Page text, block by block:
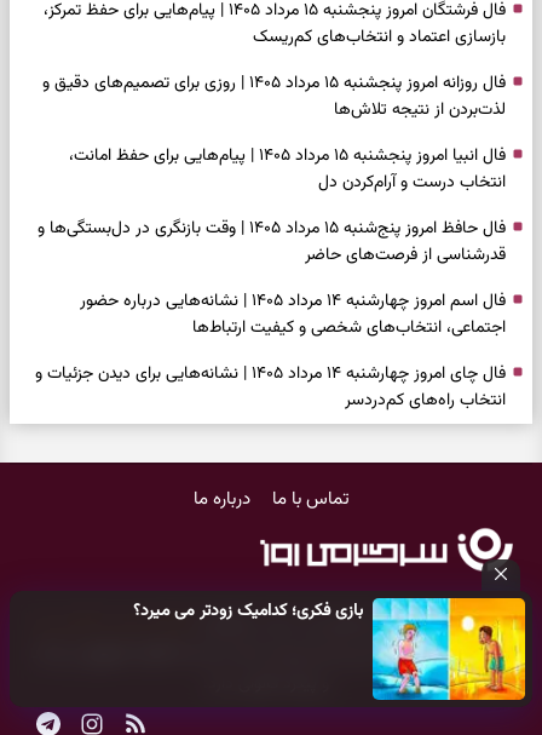
بازی فکری؛ کدامیک زودتر می میرد؟
فال فرشتگان امروز پنجشنبه ۱۵ مرداد ۱۴۰۵ | پیام‌هایی برای حفظ تمرکز،
بازسازی اعتماد و انتخاب‌های کم‌ریسک
فال روزانه امروز پنجشنبه ۱۵ مرداد ۱۴۰۵ | روزی برای تصمیم‌های دقیق و
لذت‌بردن از نتیجه تلاش‌ها
فال انبیا امروز پنجشنبه ۱۵ مرداد ۱۴۰۵ | پیام‌هایی برای حفظ امانت،
انتخاب درست و آرام‌کردن دل
فال حافظ امروز پنج‌شنبه ۱۵ مرداد ۱۴۰۵ | وقت بازنگری در دل‌بستگی‌ها و
قدرشناسی از فرصت‌های حاضر
فال اسم امروز چهارشنبه ۱۴ مرداد ۱۴۰۵ | نشانه‌هایی درباره حضور
اجتماعی، انتخاب‌های شخصی و کیفیت ارتباط‌ها
فال چای امروز چهارشنبه ۱۴ مرداد ۱۴۰۵ | نشانه‌هایی برای دیدن جزئیات و
انتخاب راه‌های کم‌دردسر
انتخاب چیزی که ارزش ماندن دارد
فرصت دارید
کوچک و حفظ مسیرهای ارزشمند
تماس با ما درباره ما
کلیه حقوق مادی و معنوی این سایت متعلق بهپایگاه خبری سرگرمی روز
می‌باشد و هر گونه کپی‌برداری توسط دیگر سایت‌ها